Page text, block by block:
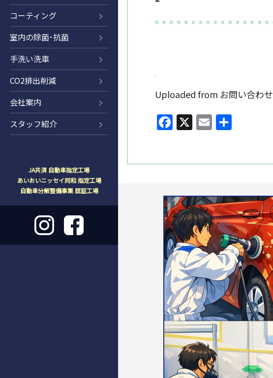
コーティング
室内の除菌･抗菌
手洗い洗車
CO2排出削減
会社案内
スタッフ紹介
JA共済 自動車指定工場
あいおいニッセイ同和 指定工場
自動車分解整備事業 認証工場
Uploaded from お問い合わせ
Facebook
X Email